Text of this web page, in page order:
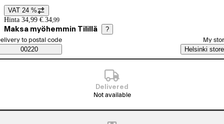
Price details
VAT 24 %
Hinta 34,99 €. 34,99
Maksa myöhemmin Tilillä ?
Saatavuustiedot
order method
to postal code
00220
My
Helsinki store
Delivered
Not available